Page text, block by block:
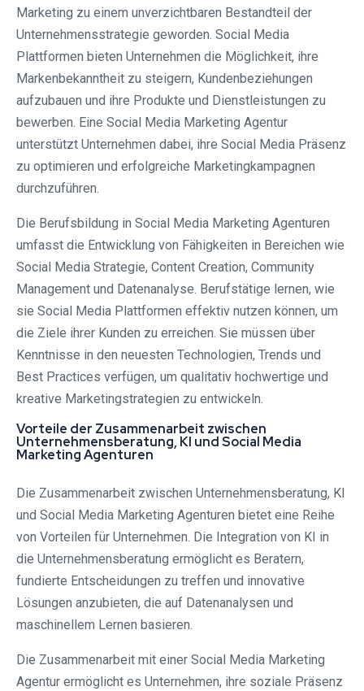
Marketing zu einem unverzichtbaren Bestandteil der
Unternehmensstrategie geworden. Social Media
Plattformen bieten Unternehmen die Möglichkeit, ihre
Markenbekanntheit zu steigern, Kundenbeziehungen
aufzubauen und ihre Produkte und Dienstleistungen zu
bewerben. Eine Social Media Marketing Agentur
unterstützt Unternehmen dabei, ihre Social Media Präsenz
zu optimieren und erfolgreiche Marketingkampagnen
durchzuführen.
Die Berufsbildung in Social Media Marketing Agenturen
umfasst die Entwicklung von Fähigkeiten in Bereichen wie
Social Media Strategie, Content Creation, Community
Management und Datenanalyse. Berufstätige lernen, wie
sie Social Media Plattformen effektiv nutzen können, um
die Ziele ihrer Kunden zu erreichen. Sie müssen über
Kenntnisse in den neuesten Technologien, Trends und
Best Practices verfügen, um qualitativ hochwertige und
kreative Marketingstrategien zu entwickeln.
Vorteile der Zusammenarbeit zwischen
Unternehmensberatung, KI und Social Media
Marketing Agenturen
Die Zusammenarbeit zwischen Unternehmensberatung, KI
und Social Media Marketing Agenturen bietet eine Reihe
von Vorteilen für Unternehmen. Die Integration von KI in
die Unternehmensberatung ermöglicht es Beratern,
fundierte Entscheidungen zu treffen und innovative
Lösungen anzubieten, die auf Datenanalysen und
maschinellem Lernen basieren.
Die Zusammenarbeit mit einer Social Media Marketing
Agentur ermöglicht es Unternehmen, ihre soziale Präsenz